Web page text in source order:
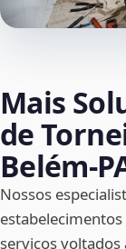
Mais
de
Nossos
serviços